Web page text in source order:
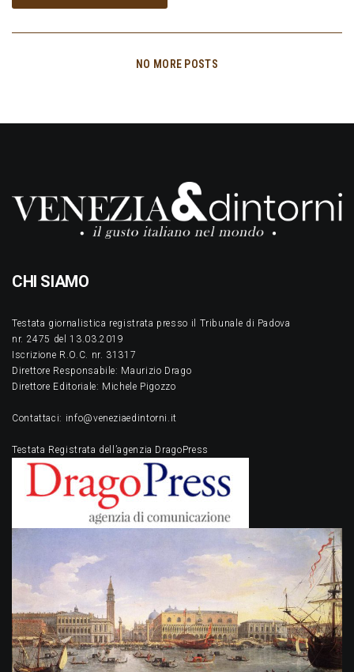
NO MORE POSTS
CHI SIAMO
Testata giornalistica registrata presso il Tribunale di Padova
nr. 2475 del 13.03.2019
Iscrizione R.O.C. nr. 31317
Direttore Responsabile: Maurizio Drago
Direttore Editoriale: Michele Pigozzo
Contattaci: info@veneziaedintorni.it
Testata Registrata dell’agenzia DragoPress